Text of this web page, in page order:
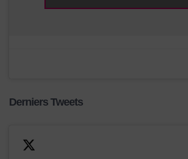
Derniers Tweets